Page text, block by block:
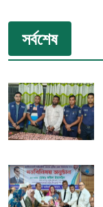
o
t
n
a
v
i
সর্বশেষ